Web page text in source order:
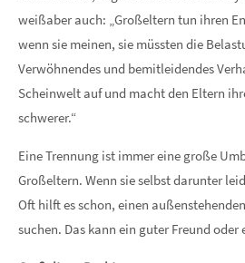
weißaber auch: „Großeltern tun ihren
wenn sie meinen, sie müssten die
Verwöhnendes und bemitleidendes
Scheinwelt auf und macht den Eltern
schwerer.“
Eine Trennung ist immer eine große
Großeltern. Wenn sie selbst darunter
Oft hilft es schon, einen
suchen. Das kann ein guter Freund oder